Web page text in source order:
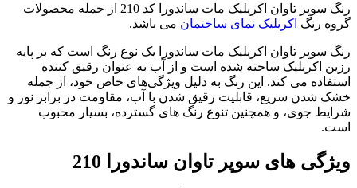
رنگ سوپر تاوان اکریلیک مات ساندورا کد 210 از جمله محصولات
گروه رنگ اکریلیک نمای ساختمان می باشد.
رنگ سوپر تاوان اکریلیک مات ساندورا یک نوع رنگ است که بر پایه
رزین اکریلیک ساخته شده است و از آب به عنوان رقیق‌ کننده
استفاده می‌ کند. این رنگ به دلیل ویژگی‌های خاص خود، از جمله
خشک شدن سریع، قابلیت رقیق شدن با آب، مقاومت در برابر نور و
شرایط جوی، و همچنین تنوع رنگ‌ های گسترده، بسیار محبوب
است.
ویژگی های سوپر تاوان ساندورا 210